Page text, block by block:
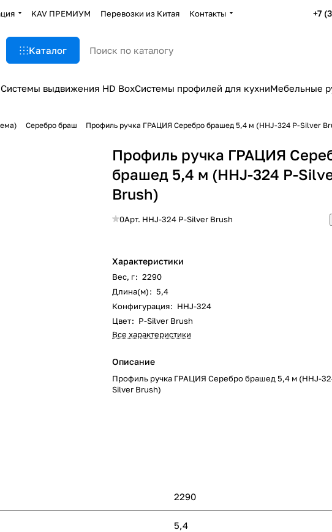
KAV ПРЕМИУМ Перевозки из Китая Контакты +7
Каталог
Системы выдвижения HD BoxСистемы профилей для кухниМебельные
Серебро браш Профиль ручка ГРАЦИЯ Серебро брашед 5,4 м (HHJ-324 P-Silver
Профиль ручка ГРАЦИЯ
брашед 5,4 м (HHJ-324 P-
Brush)
0Арт. HHJ-324 P-Silver Brush
Характеристики
Вес, г: 2290
Длина(м): 5,4
Конфигурация: HHJ-324
Цвет: P-Silver Brush
Все характеристики
Описание
Профиль ручка ГРАЦИЯ Серебро брашед 5,4 м (HHJ-
Silver Brush)
2290
5,4